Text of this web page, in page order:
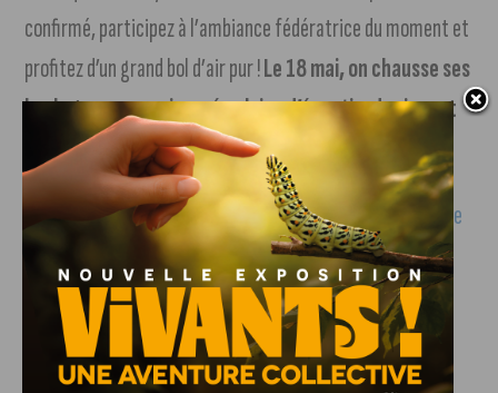
confirmé, participez à l’ambiance fédératrice du moment et
profitez d’un grand bol d’air pur !Le 18 mai, on chausse ses
baskets pour une journée pleine d’énergie, de rires et
de solidarité!
Vous pouvez vous inscrire individuellement sur la billetterie
en ligne weezevent.com, ou sur place le jour J. Pour les
inscriptions par équipe, ça se passe via le formulaire
disponible sur
le site de l’organisateur :
rotary-
dijonbourgogne.myassoc.org.